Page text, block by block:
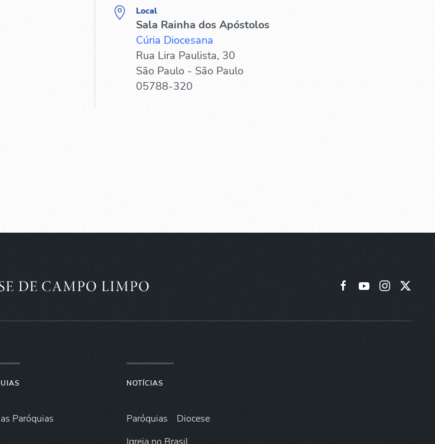
Local
Sala Rainha dos Apóstolos
Cúria Diocesana
Rua Lira Paulista, 30
São Paulo - São Paulo
05788-320
Paróquias
NOTÍCIAS
Paróquias
Diocese